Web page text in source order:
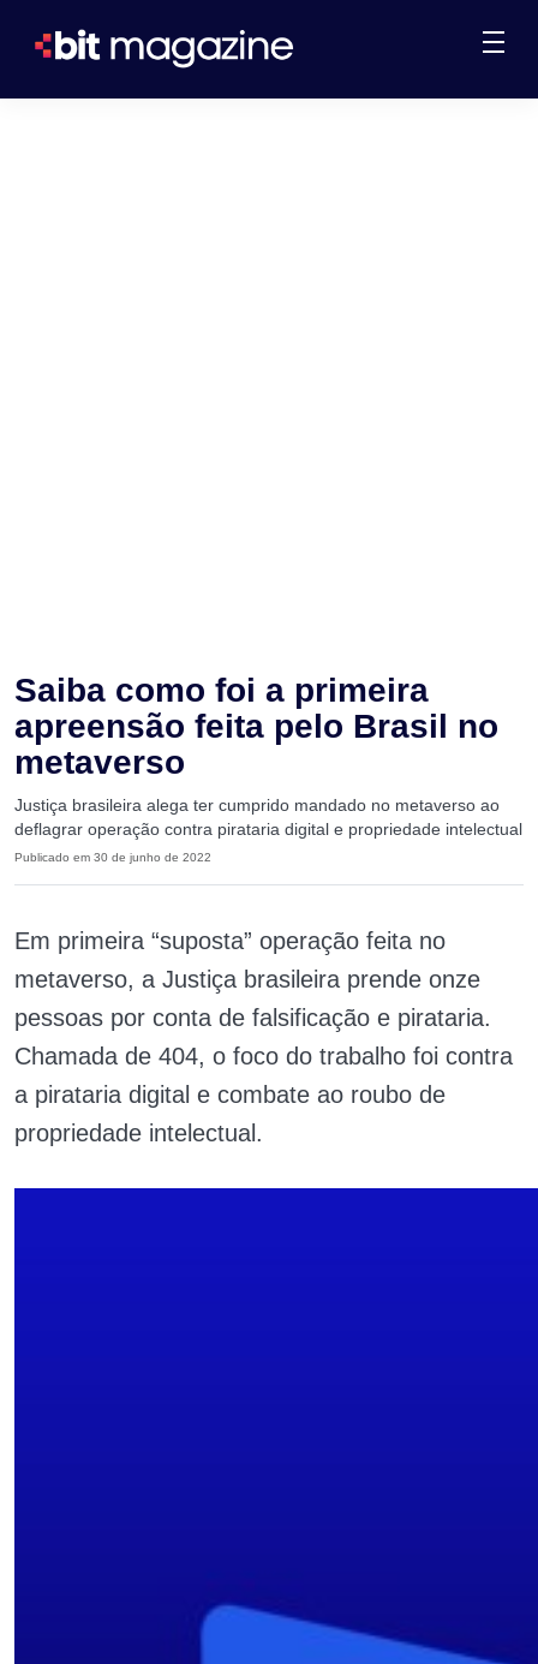
Saiba como foi a primeira
apreensão feita pelo Brasil no
metaverso
Justiça brasileira alega ter cumprido mandado no metaverso ao
deflagrar operação contra pirataria digital e propriedade intelectual
Publicado em 30 de junho de 2022
Em primeira “suposta” operação feita no
metaverso, a Justiça brasileira prende onze
pessoas por conta de falsificação e pirataria.
Chamada de 404, o foco do trabalho foi contra
a pirataria digital e combate ao roubo de
propriedade intelectual.